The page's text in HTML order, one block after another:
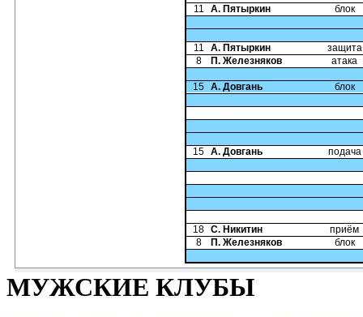
11
А. Пятыркин блок
11 А. Пятыркин
защита
8
П. Железняков атака
15 А. Довгань блок
15 А. Довгань подача
18 С. Никитин
приём
8
П. Железняков блок
МУЖСКИЕ КЛУБЫ